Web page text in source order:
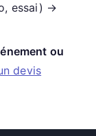
essai) →
ou
devis